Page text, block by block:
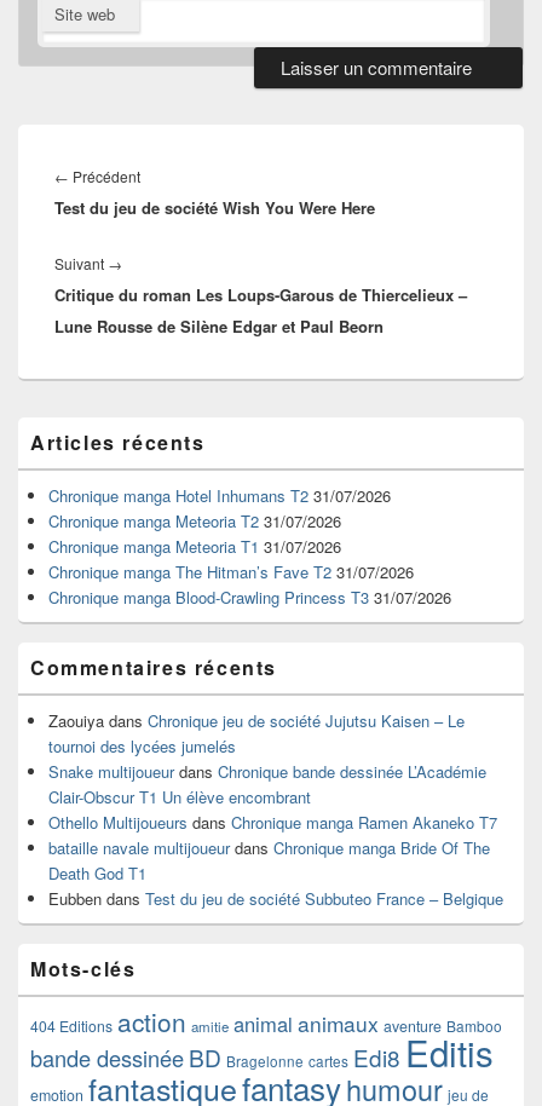
Site web
de
l’article
← PrécédentArticle
précédent :
Test du jeu de société Wish You Were Here
Suivant →
suivant :
Critique du roman Les Loups-Garous de Thiercelieux –
Lune Rousse de Silène Edgar et Paul Beorn
principale
de
widget
pour
barre
latérale
Articles récents
Chronique manga Hotel Inhumans T2 31/07/2026
Chronique manga Meteoria T2 31/07/2026
Chronique manga Meteoria T1 31/07/2026
Chronique manga The Hitman’s Fave T2 31/07/2026
Chronique manga Blood-Crawling Princess T3 31/07/2026
Commentaires récents
Zaouiya dans Chronique jeu de société Jujutsu Kaisen – Le
tournoi des lycées jumelés
Snake multijoueurdans Chronique bande dessinée L’Académie
Clair-Obscur T1 Un élève encombrant
Othello Multijoueurs dans Chronique manga Ramen Akaneko T7
bataille navale multijoueurdans Chronique manga Bride Of The
Death God T1
Eubben dans Test du jeu de société Subbuteo France – Belgique
Mots-clés
404 Editions action amitie animal animaux aventure Bamboo
bande dessinéeBD Bragelonne cartes Edi8 Editis
emotion fantastiquefantasyhumour jeu de